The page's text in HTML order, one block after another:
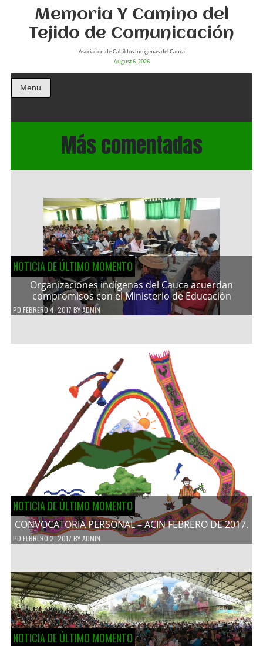
Memoria Y Camino del
Tejido de Comunicación
Asociación de Cabildos Indìgenas del Cauca
August 6, 2026
Menu
Más comentadas
NOTICIA DE ÚLTIMO MOMENTO
Organizaciones indígenas del Cauca acuerdan
compromisos con el Ministerio de Educación
PD FEBRERO 4, 2017 BYADMIN
NOTICIA DE ÚLTIMO MOMENTO
CONVOCATORIA PERSONAL – ACIN FEBRERO DE 2017.
PD FEBRERO 2, 2017 BYADMIN
NOTICIA DE ÚLTIMO MOMENTO